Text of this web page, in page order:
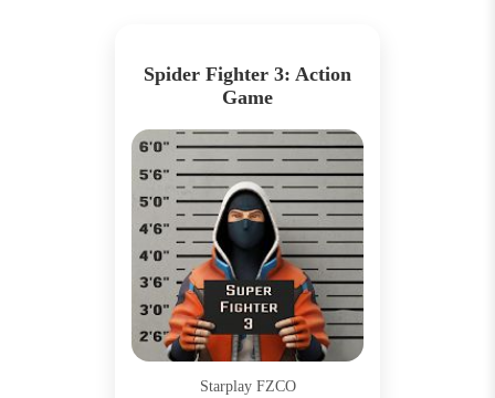
Spider Fighter 3: Action
Game
Starplay FZCO